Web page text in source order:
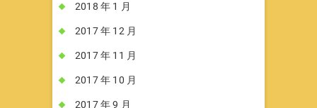
2018 年 1 月
2017 年 12 月
2017 年 11 月
2017 年 10 月
2017 年 9 月